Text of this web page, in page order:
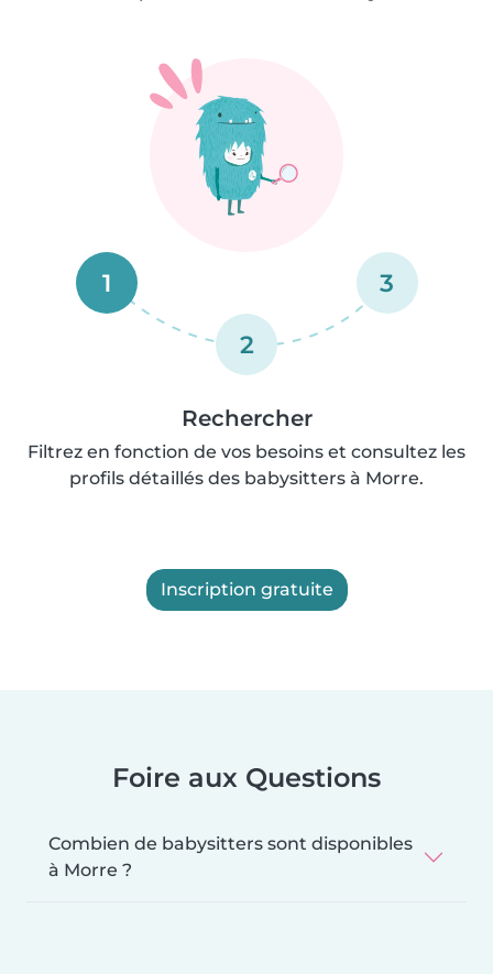
1
2
3
Rechercher
Filtrez en fonction de vos besoins et consultez les
profils détaillés des babysitters à Morre.
Inscription gratuite
Foire aux Questions
Combien de babysitters sont disponibles
à Morre ?